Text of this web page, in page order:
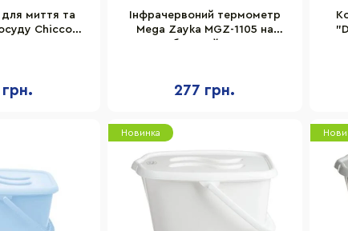
для миття та
Chicco
Інфрачервоний термометр
Mega Zayka MGZ-1105 на
277 грн.
Новинка